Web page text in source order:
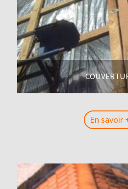
En savoir